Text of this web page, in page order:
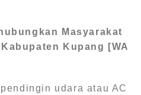
Masyarakat
Kupang [WA
udara atau AC